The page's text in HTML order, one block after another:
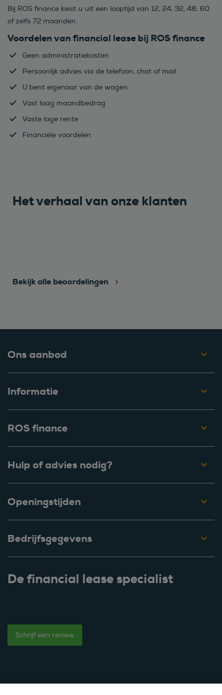
Bij ROS finance kiest u uit een looptijd van 12, 24, 32, 48, 60
of zelfs 72 maanden.
Voordelen van financial lease bij ROS finance
Geen administratiekosten
Persoonlijk advies via de telefoon, chat of mail
U bent eigenaar van de wagen
Vast laag maandbedrag
Vaste lage rente
Financiële voordelen
Het verhaal van onze klanten
Bekijk alle beoordelingen
Ons aanbod
Informatie
ROS finance
Hulp of advies nodig?
Openingstijden
Bedrijfsgegevens
De financial lease specialist
Schrijf een review